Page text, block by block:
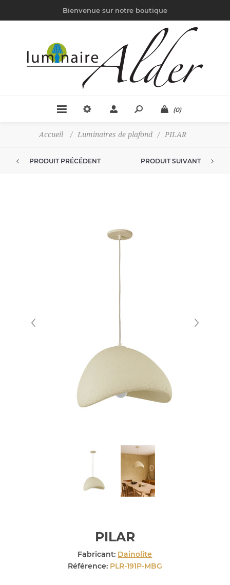
Bienvenue sur notre boutique
(0)
Accueil / Luminaires de plafond / PILAR
PRODUIT PRÉCÉDENT PRODUIT SUIVANT
PILAR
Fabricant: Dainolite
Référence: PLR-191P-MBG